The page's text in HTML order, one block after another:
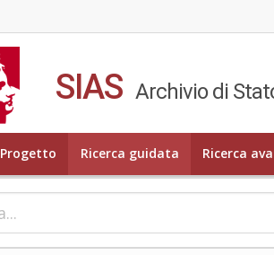
SIAS Archivio di
Progetto Ricerca guidata Ricerca